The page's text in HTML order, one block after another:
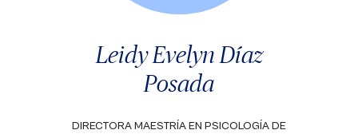
Leidy Evelyn Díaz
Posada
DIRECTORA MAESTRÍA EN PSICOLOGÍA DE